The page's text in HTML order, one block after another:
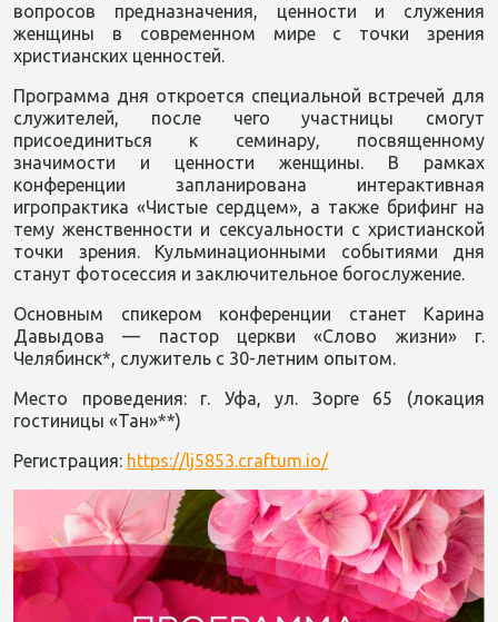
вопросов предназначения, ценности и служения
женщины в современном мире с точки зрения
христианских ценностей.
Программа дня откроется специальной встречей для
служителей, после чего участницы смогут
присоединиться к семинару, посвященному
значимости и ценности женщины. В рамках
конференции запланирована интерактивная
игропрактика «Чистые сердцем», а также брифинг на
тему женственности и сексуальности с христианской
точки зрения. Кульминационными событиями дня
станут фотосессия и заключительное богослужение.
Основным спикером конференции станет Карина
Давыдова — пастор церкви «Слово жизни» г.
Челябинск*, служитель с 30-летним опытом.
Место проведения: г. Уфа, ул. Зорге 65 (локация
гостиницы «Тан»**)
Регистрация: https://lj5853.craftum.io/